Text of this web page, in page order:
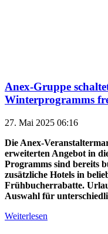
Anex-Gruppe
Winterprogramms
27. Mai 2025 06:16
Die Anex-
erweiterten Angebot in
Programms sind bereits
zusätzliche Hotels in
Frühbucherrabatte.
Auswahl für
Weiterlesen